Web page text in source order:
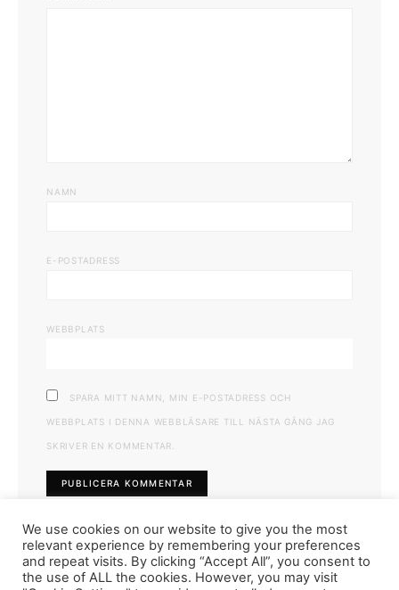
NAMN
E-POSTADRESS
WEBBPLATS
SPARA MITT NAMN, MIN E-POSTADRESS OCH
WEBBPLATS I DENNA WEBBLÄSARE TILL NÄSTA GÅNG JAG
SKRIVER EN KOMMENTAR.
We use cookies on our website to give you the most
relevant experience by remembering your preferences
and repeat visits. By clicking “Accept All”, you consent to
the use of ALL the cookies. However, you may visit